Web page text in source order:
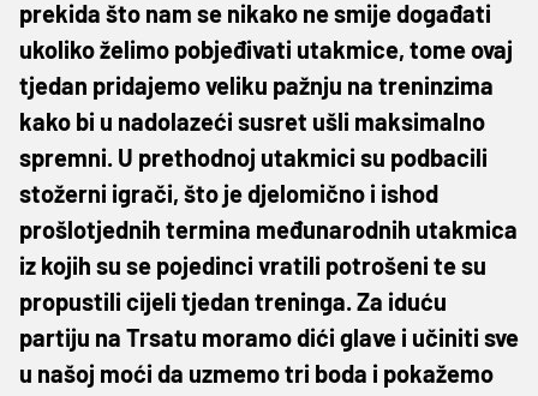
prekida što nam se nikako ne smije događati
ukoliko želimo pobjeđivati utakmice, tome ovaj
tjedan pridajemo veliku pažnju na treninzima
kako bi u nadolazeći susret ušli maksimalno
spremni. U prethodnoj utakmici su podbacili
stožerni igrači, što je djelomično i ishod
prošlotjednih termina međunarodnih utakmica
iz kojih su se pojedinci vratili potrošeni te su
propustili cijeli tjedan treninga. Za iduću
partiju na Trsatu moramo dići glave i učiniti sve
u našoj moći da uzmemo tri boda i pokažemo